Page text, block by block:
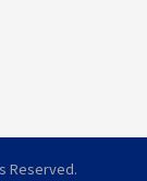
Reserved.